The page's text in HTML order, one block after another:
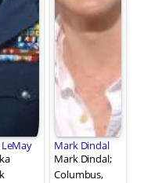
Mark Dindal
Mark Dindal;
Columbus,